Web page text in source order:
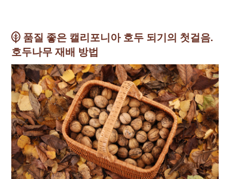
품질 좋은 캘리포니아 호두 되기의 첫걸음.
호두나무 재배 방법